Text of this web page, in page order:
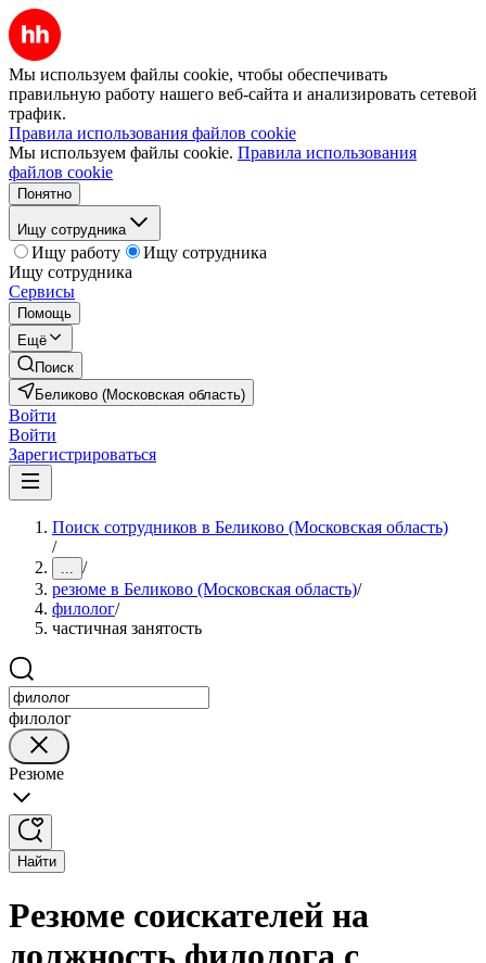
Мы используем файлы cookie, чтобы обеспечивать
правильную работу нашего веб-сайта и анализировать сетевой
трафик.
Правила использования файлов cookie
Мы используем файлы cookie. Правила использования
файлов cookie
Понятно
Ищу сотрудника
Ищу работу
Ищу сотрудника
Ищу сотрудника
Сервисы
Помощь
Ещё
Поиск
Беликово (Московская область)
Войти
Войти
Зарегистрироваться
Поиск сотрудников в Беликово (Московская область)
/
... /
резюме в Беликово (Московская область)/
филолог/
частичная занятость
филолог
Резюме
Найти
Резюме соискателей на